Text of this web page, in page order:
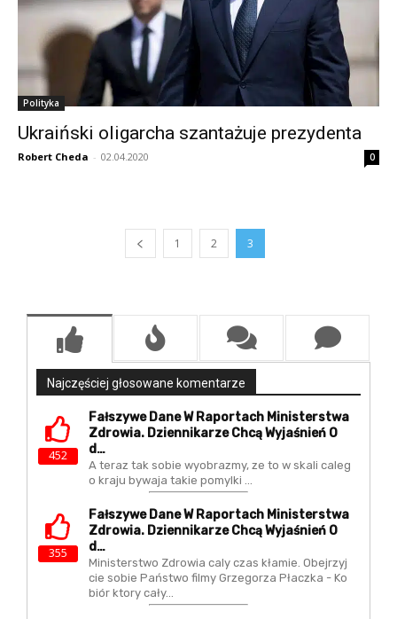
Polityka
Ukraiński oligarcha szantażuje prezydenta
Robert Cheda - 02.04.2020 0
1 2 3
Najczęściej głosowane komentarze
452
Fałszywe Dane W Raportach Ministerstwa
Zdrowia. Dziennikarze Chcą Wyjaśnień O
D…
A teraz tak sobie wyobrazmy, ze to w skali caleg
o kraju bywaja takie pomylki ...
355
Fałszywe Dane W Raportach Ministerstwa
Zdrowia. Dziennikarze Chcą Wyjaśnień O
D…
Ministerstwo Zdrowia caly czas kłamie. Obejrzyj
cie sobie Państwo filmy Grzegorza Płaczka - Ko
biór ktory cały…